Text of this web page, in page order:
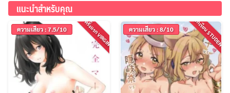
แนะนำสำหรับคุณ
ครั้งแรก VIRGIN
ความเสียว : 7.5/10 นักเรียน STUDENT
ความเสียว : 8/10